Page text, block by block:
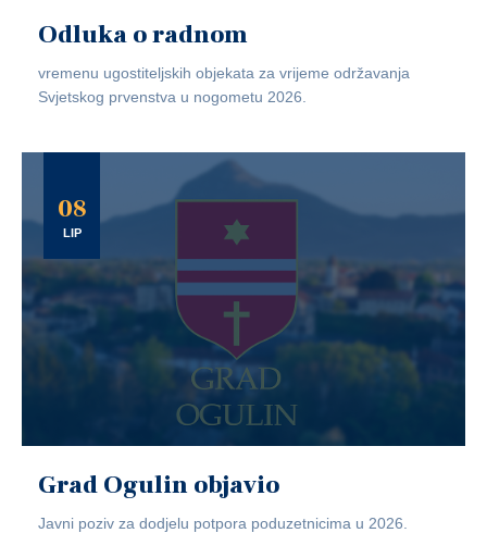
Odluka o radnom
vremenu ugostiteljskih objekata za vrijeme održavanja
Svjetskog prvenstva u nogometu 2026.
08
LIP
Grad Ogulin objavio
Javni poziv za dodjelu potpora poduzetnicima u 2026.